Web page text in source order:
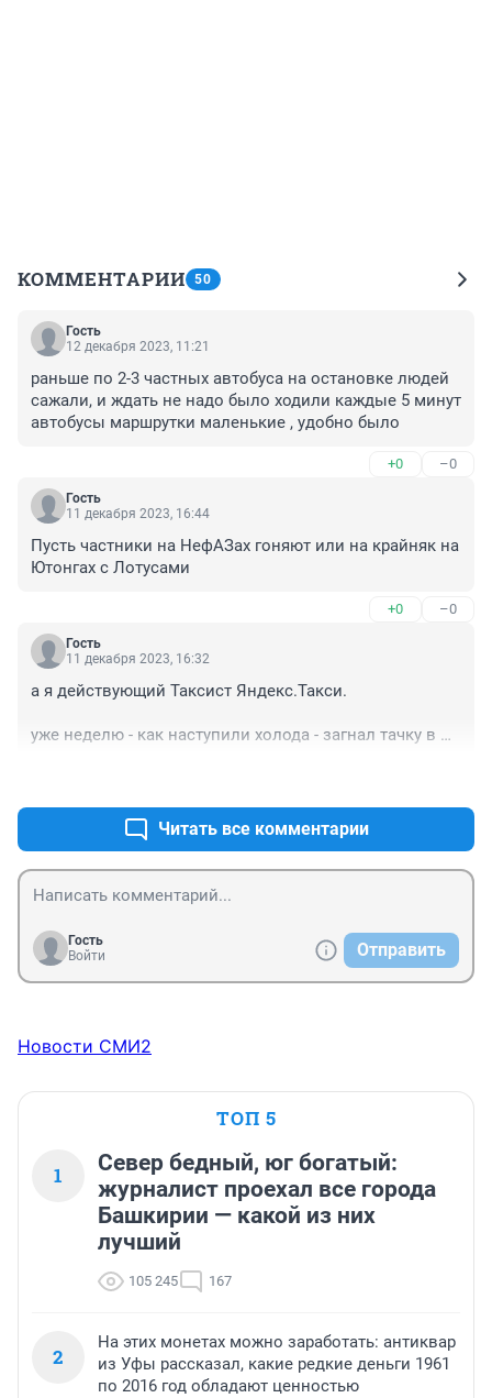
КОММЕНТАРИИ 50
Гость
12 декабря 2023, 11:21
раньше по 2-3 частных автобуса на остановке людей
сажали, и ждать не надо было ходили каждые 5 минут
автобусы маршрутки маленькие , удобно было
+0 –0
Гость
11 декабря 2023, 16:44
Пусть частники на НефАЗах гоняют или на крайняк на
Ютонгах с Лотусами
+0 –0
Гость
11 декабря 2023, 16:32
а я действующий Таксист Яндекс.Такси.
уже неделю - как наступили холода - загнал тачку в
Читать все комментарии
Гость
Войти
Отправить
Новости СМИ2
ТОП 5
1
Север бедный, юг богатый:
журналист проехал все города
Башкирии — какой из них
лучший
105 245 167
2
На этих монетах можно заработать: антиквар
из Уфы рассказал, какие редкие деньги 1961
по 2016 год обладают ценностью